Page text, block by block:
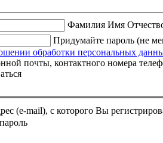
Фамилия Имя
Придумайте пароль (не
обработки персональных
почты, контактного номера
(e-mail), с которого Вы